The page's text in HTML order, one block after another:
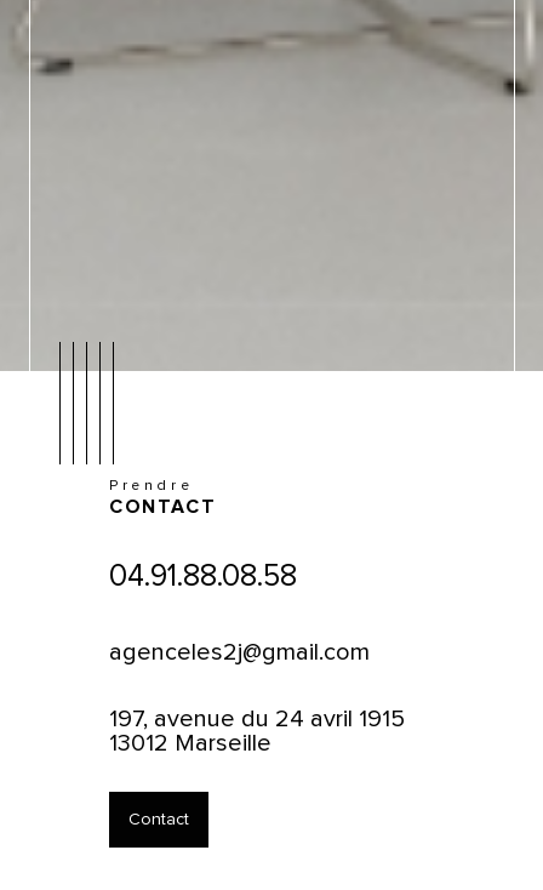
Prendre
CONTACT
04.91.88.08.58
agenceles2j@gmail.com
197, avenue du 24 avril 1915
13012 Marseille
Contact